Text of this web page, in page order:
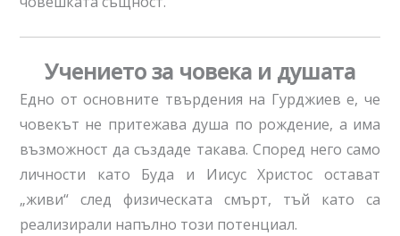
Учението за човека и душата
Едно от основните твърдения на Гурджиев е, че
човекът не притежава душа по рождение, а има
възможност да създаде такава. Според него само
личности като Буда и Иисус Христос остават
„живи“ след физическата смърт, тъй като са
реализирали напълно този потенциал.